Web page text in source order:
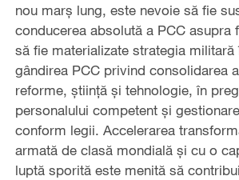
nou marș lung, este nevoie să fie
conducerea absolută a PCC asupra
să fie materializate strategia militară
gândirea PCC privind consolidarea
reforme, știință și tehnologie, în
personalului competent și
conform legii. Accelerarea
armată de clasă mondială și cu o
luptă sporită este menită să